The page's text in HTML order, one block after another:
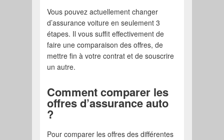
Vous pouvez actuellement changer
d’assurance voiture en seulement 3
étapes. Il vous suffit effectivement de
faire une comparaison des offres, de
mettre fin à votre contrat et de souscrire
un autre.
Comment comparer les
offres d’assurance auto
?
Pour comparer les offres des différentes